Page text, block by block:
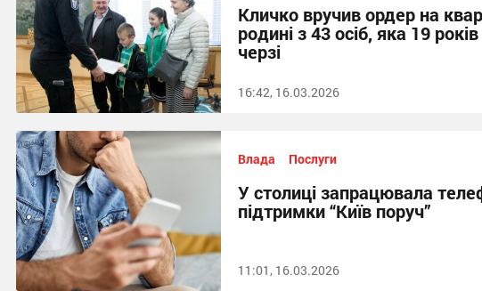
Кличко вручив ордер на
родині з 43 осіб, яка 19
черзі
16:42, 16.03.2026
Влада Послуги
У столиці запрацювала
підтримки “Київ поруч”
11:01, 16.03.2026